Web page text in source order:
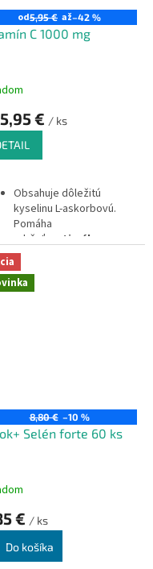
od5,95 € až–42 %
C 1000 mg
5,95 € / ks
Obsahuje dôležitú
kyselinu L-askorbovú.
Pomáha
udržať
optimálnu
hladinu vitamínu C
počas dlhšieho
obdobia.
8,80 € –10 %
Selén forte 60 ks
€ / ks
Do košíka